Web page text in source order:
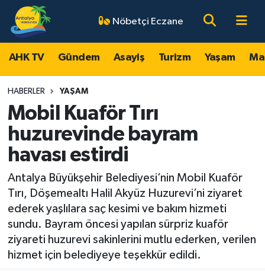
Nöbetçi Eczane
AHK TV Gündem Asayiş Turizm Yaşam
HABERLER YAŞAM
Mobil Kuaför Tırı
huzurevinde bayram
havası estirdi
Antalya Büyükşehir Belediyesi’nin Mobil Kuaför
Tırı, Döşemealtı Halil Akyüz Huzurevi’ni ziyaret
ederek yaşlılara saç kesimi ve bakım hizmeti
sundu. Bayram öncesi yapılan sürpriz kuaför
ziyareti huzurevi sakinlerini mutlu ederken, verilen
hizmet için belediyeye teşekkür edildi.
AHK TV
Gündem
Asayiş
Turizm
Magazin
Ekonomi
Spor
Antalya Nöbetçi Eczaneler
Antalya Hava Durumu
Antalya Namaz Vakitleri
Antalya Trafik Yoğunluk Haritası
Tüm Manşetler
Son Dakika Haberleri
Haber Arşivi